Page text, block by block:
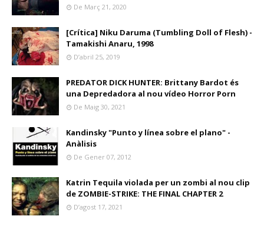
De Març 21, 2020
[Crítica] Niku Daruma (Tumbling Doll of Flesh) -
Tamakishi Anaru, 1998
D’abril 25, 2019
PREDATOR DICK HUNTER: Brittany Bardot és
una Depredadora al nou vídeo Horror Porn
De Maig 30, 2021
Kandinsky "Punto y línea sobre el plano" -
Anàlisis
De Gener 07, 2012
Katrin Tequila violada per un zombi al nou clip
de ZOMBIE-STRIKE: THE FINAL CHAPTER 2
D’agost 17, 2021